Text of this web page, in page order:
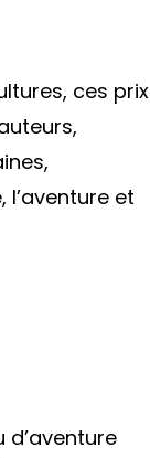
ces prix
et
d’aventure